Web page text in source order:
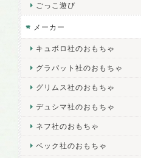
ごっこ遊び
メーカー
キュボロ社のおもちゃ
グラパット社のおもちゃ
グリムス社のおもちゃ
デュシマ社のおもちゃ
ネフ社のおもちゃ
ベック社のおもちゃ